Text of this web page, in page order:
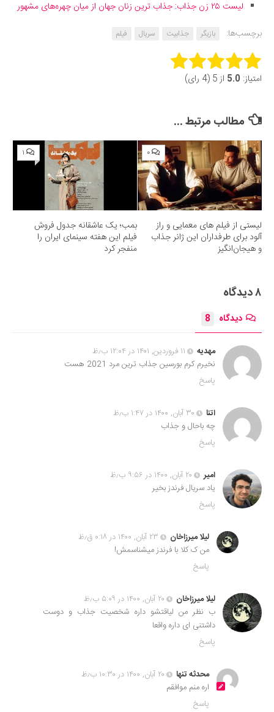
لیست ۲۵ زن جذاب: جذاب ترین زنان جهان از میان چهره‌های مشهور
برچسب‌ها:
بازیگر جذابیت سریال فیلم
Rate this item:
امتیاز: 5.0 از 5 (4 رای)
مطالب مرتبط ...
۰
لیستی از فیلم های معمایی و راز
آلود برای طرفداران این ژانر جذاب
و هیجان‌انگیز
۱
بمب؛ یک عاشقانه جدول فروش
فیلم این هفته سینمای ایران را
منفجر کرد
۸ دیدگاه
دیدگاه 8
مهدیه
۱۱ فروردین, ۱۴۰۱ در ۱۲:۰۴ ب٫ظ
نخیرم کرم بورسین جذاب ترین مرد 2021 هست
پاسخ
اتنا
۳۰ آبان, ۱۴۰۰ در ۱:۴۷ ب٫ظ
چه باحال و جذاب
پاسخ
امیر
۲۰ آبان, ۱۴۰۰ در ۹:۵۶ ب٫ظ
یاد سریال فرندز بخیر
پاسخ
لیلا میرزاخان
۲۳ آبان, ۱۴۰۰ در ۰:۱۸ ق٫ظ
من ک کلا با فرندز میشناسمش!
پاسخ
لیلا میرزاخان
۲۰ آبان, ۱۴۰۰ در ۵:۰۹ ب٫ظ
ب نظر من لیاقتشو داره شخصیت جذاب و دوست
داشتنی ای داره واقعا
پاسخ
محدثه تنها
۲۰ آبان, ۱۴۰۰ در ۱۰:۳۰ ب٫ظ
اره منم موافقم
پاسخ